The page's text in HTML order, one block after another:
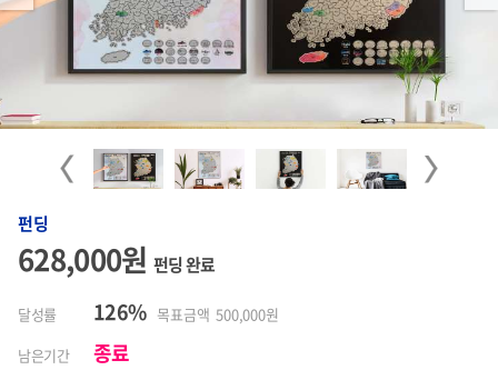
Previous Next
펀딩
628,000원 펀딩 완료
달성률 126% 목표금액 500,000원
남은기간
종료